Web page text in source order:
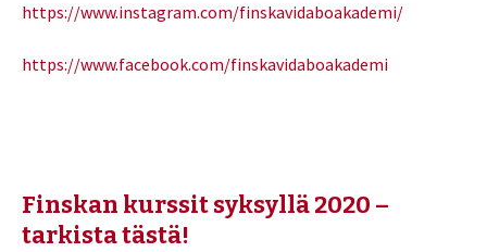
https://www.instagram.com/finskavidaboakademi/
https://www.facebook.com/finskavidaboakademi
Finskan kurssit syksyllä 2020 –
tarkista tästä!